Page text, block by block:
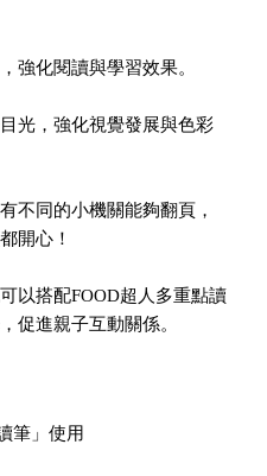
強化閱讀與學習效果。
光，強化視覺發展與色彩
不同的小機關能夠翻頁，
開心！
以搭配FOOD超人多重點讀
促進親子互動關係。
筆」使用